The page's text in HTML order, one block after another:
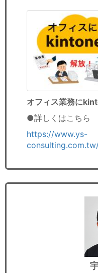
オフィス業務に
●詳しくはこちら
https://www.ys-